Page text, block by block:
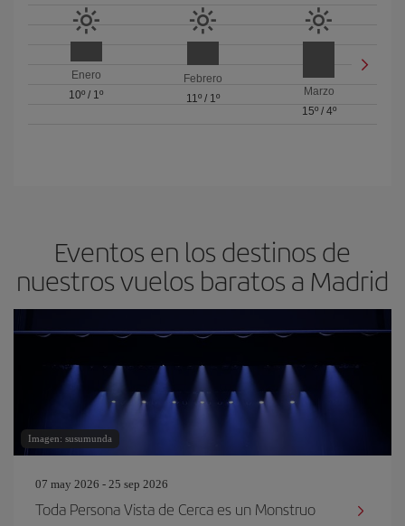
Enero
10º / 1º
Febrero
11º/ 1º
Marzo
15º/ 4º
Eventos en los destinos de
nuestros vuelos baratos a Madrid
Imagen: susumunda
07 may 2026 - 25 sep 2026
Toda Persona Vista de Cerca es un Monstruo